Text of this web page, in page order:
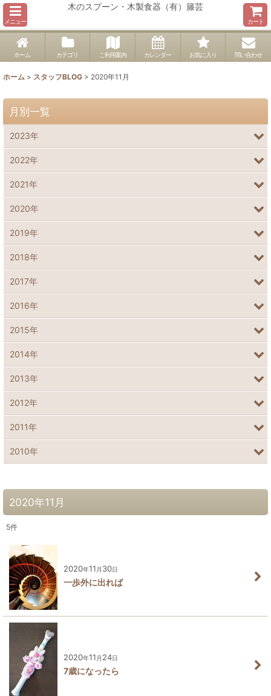
メニュー
木のスプーン・木製食器（有）籐芸
カート
ホーム カテゴリ ご利用案内 カレンダー お気に入り 問い合わせ
ホーム > スタッフBLOG > 2020年11月
2020年11月
5件
2020年11 月 30日
一歩外に出れば
2020年11 月 24日
7歳になったら
月別一覧
2023年
2022年
2021年
2020年
2019年
2018年
2017年
2016年
2015年
2014年
2013年
2012年
2011年
2010年